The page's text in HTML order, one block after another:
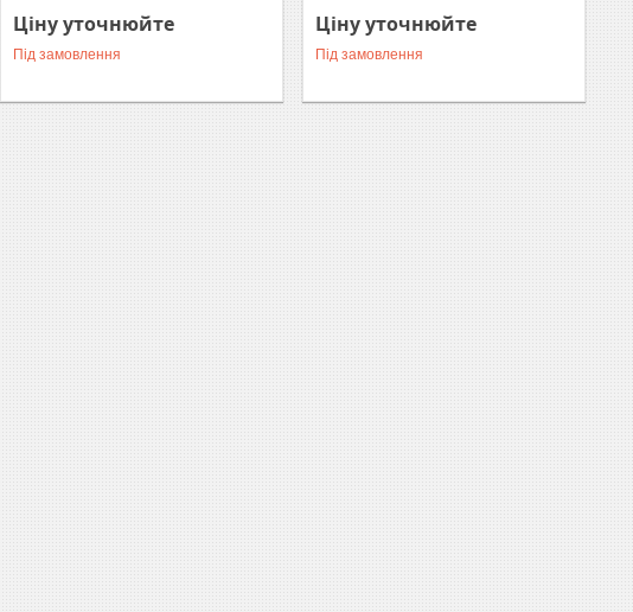
Ціну уточнюйте
Під замовлення
Ціну уточнюйте
Під замовлення